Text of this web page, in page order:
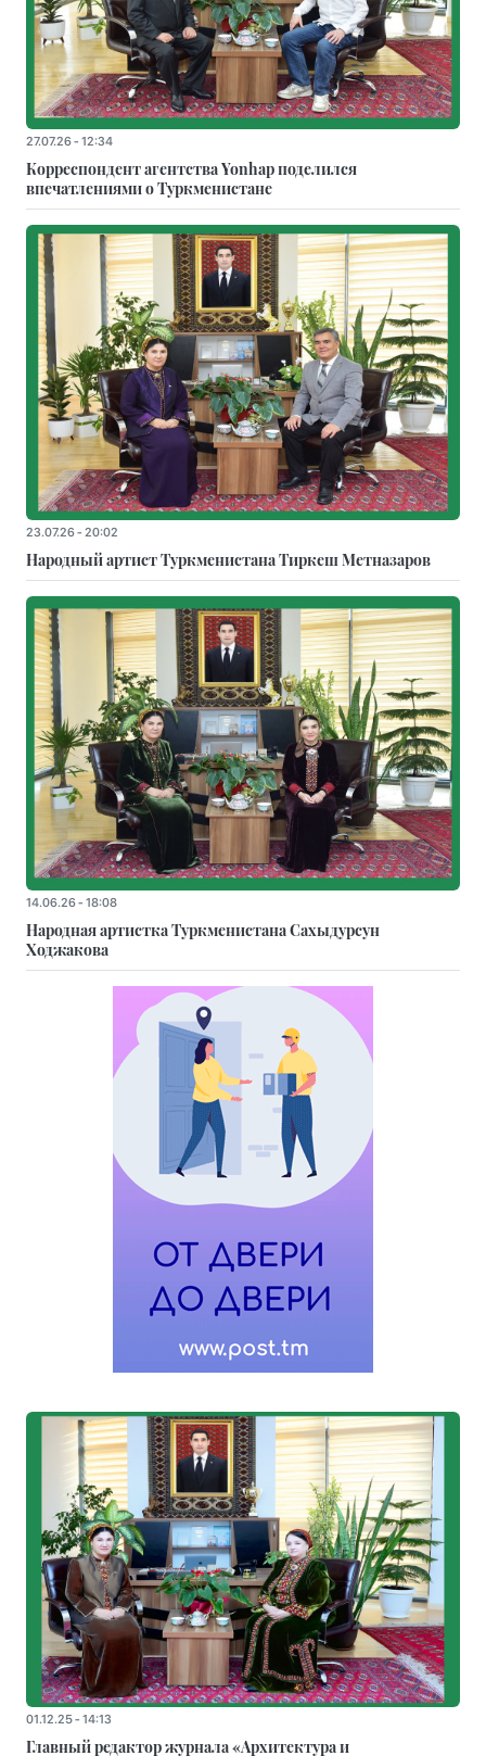
27.07.26 - 12:34
Корреспондент агентства Yonhap поделился
впечатлениями о Туркменистане
23.07.26 - 20:02
Народный артист Туркменистана Тиркеш Мeтназаров
14.06.26 - 18:08
Народная артистка Туркменистана Сахыдурсун
Ходжакова
01.12.25 - 14:13
Главный редактор журнала «Архитектура и